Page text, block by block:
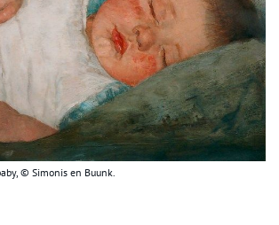
© Simonis en Buunk.